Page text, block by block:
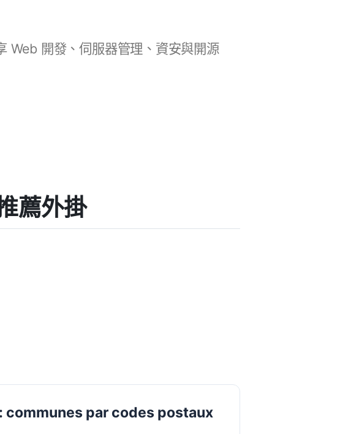
開發、伺服器管理、資安與開源
薦外掛
communes par codes postaux